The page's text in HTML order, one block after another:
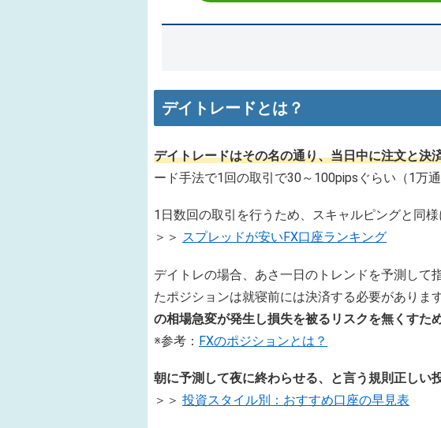
デイトレードとは？
デイトレードはその名の通り、当日中に注文と決
ード手法で1回の取引で30～100pipsぐらい（1万
1日数回の取引を行うため、スキャルピングと同様
＞＞ スプレッドが安いFX口座ランキング
デイトレの場合、あさ一日のトレンドを予測して
たポジションは就寝前には決済する必要がありま
の相場急変が発生し損失を被るリスクを無くすた
※参考： FXのポジションとは？
朝に予測して夜に終わらせる、と言う規則正しい
＞＞ 投資スタイル別：おすすめ口座の早見表